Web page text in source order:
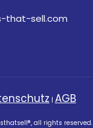
that-sell.com
| AGB
, all rights reserved.